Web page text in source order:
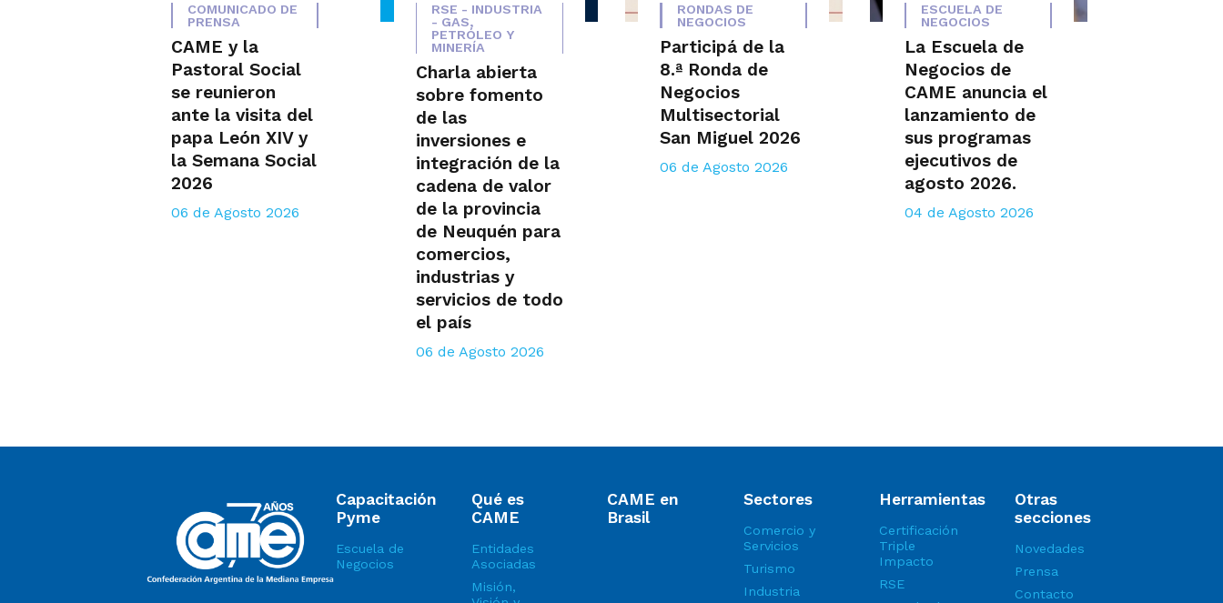
COMUNICADO DE
PRENSA
CAME y la
Pastoral Social
se reunieron
ante la visita del
papa León XIV y
la Semana Social
2026
06 de Agosto 2026
RSE - INDUSTRIA
- GAS,
PETRÓLEO Y
MINERÍA
Charla abierta
sobre fomento
de las
inversiones e
integración de la
cadena de valor
de la provincia
de Neuquén para
comercios,
industrias y
servicios de todo
el país
06 de Agosto 2026
RONDAS DE
NEGOCIOS
Participá de la
8.ª Ronda de
Negocios
Multisectorial
San Miguel 2026
06 de Agosto 2026
ESCUELA DE
NEGOCIOS
La Escuela de
Negocios de
CAME anuncia el
lanzamiento de
sus programas
ejecutivos de
agosto 2026.
04 de Agosto 2026
Capacitación
Pyme
Escuela de
Negocios
Qué es
CAME
Entidades
Asociadas
Misión,
CAME en
Brasil
Sectores
Comercio y
Servicios
Turismo
Industria
Herramientas
Certificación
Triple
Impacto
RSE
Otras
secciones
Novedades
Prensa
Contacto